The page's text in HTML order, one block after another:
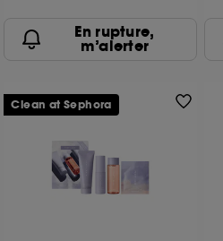
En rupture,
m’alerter
Clean at Sephora